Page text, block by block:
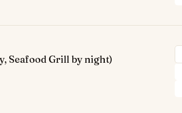
Seafood Grill by night)